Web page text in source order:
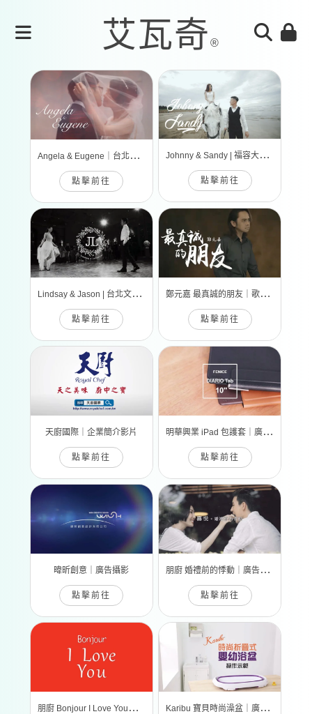
A
ngela & Eugene｜台北天成世貿會館
點擊前往
J
ohnny & Sandy | 福容大飯店
點擊前往
L
indsay & Jason | 台北文華東方酒店
點擊前往
鄭
元嘉 最真誠的朋友｜歌曲MV
點擊前往
天廚國際｜企業簡介影片
點擊前往
明
華興業 iPad 包護套｜廣告攝影
點擊前往
暐昕創意｜廣告攝影
點擊前往
朋
廚 婚禮前的悸動｜廣告攝影
點擊前往
朋
廚 Bonjour I Love You｜廣告攝影 K
aribu 寶貝時尚澡盆｜廣告攝影